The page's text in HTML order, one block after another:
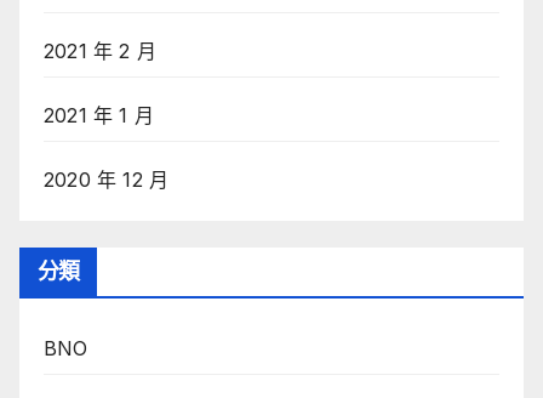
2021 年 2 月
2021 年 1 月
2020 年 12 月
分類
BNO